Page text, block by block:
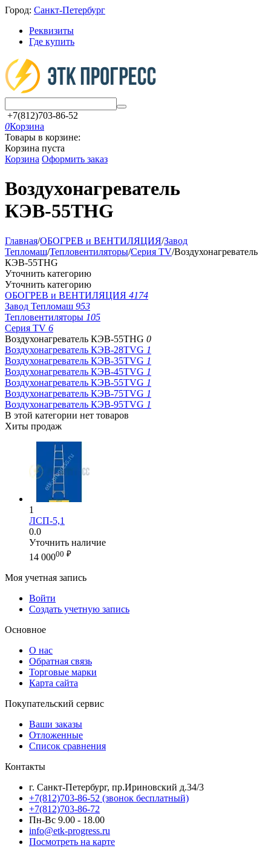
Город: Санкт-Петербург
Реквизиты
Где купить
+7(812)703-86-52
0Корзина
Товары в корзине:
Корзина пуста
Корзина Оформить заказ
Воздухонагреватель
КЭВ-55THG
Главная/ОБОГРЕВ и ВЕНТИЛЯЦИЯ/Завод
Тепломаш/Тепловентиляторы/Серия TV/Воздухонагреватель
КЭВ-55THG
Уточнить категорию
Уточнить категорию
ОБОГРЕВ и ВЕНТИЛЯЦИЯ 4174
Завод Тепломаш 953
Тепловентиляторы 105
Серия TV 6
Воздухонагреватель КЭВ-55THG 0
Воздухонагреватель КЭВ-28TVG 1
Воздухонагреватель КЭВ-35TVG 1
Воздухонагреватель КЭВ-45TVG 1
Воздухонагреватель КЭВ-55TVG 1
Воздухонагреватель КЭВ-75TVG 1
Воздухонагреватель КЭВ-95TVG 1
В этой категории нет товаров
Хиты продаж
1
ЛСП-5,1
0.0
Уточнить наличие
14 00000 ₽
Моя учетная запись
Войти
Создать учетную запись
Основное
О нас
Обратная связь
Торговые марки
Карта сайта
Покупательский сервис
Ваши заказы
Отложенные
Список сравнения
Контакты
г. Санкт-Петербург, пр.Ириновский д.34/3
+7(812)703-86-52 (звонок бесплатный)
+7(812)703-86-72
Пн-Вс 9.00 - 18.00
info@etk-progress.ru
Посмотреть на карте